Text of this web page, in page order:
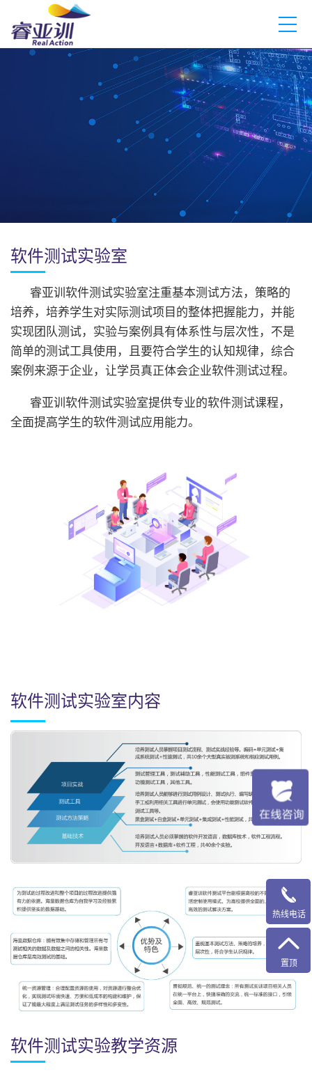
热线电话
置顶
软件测试实验室
睿亚训软件测试实验室注重基本测试方法，策略的
培养，培养学生对实际测试项目的整体把握能力，并能
实现团队测试，实验与案例具有体系性与层次性，不是
简单的测试工具使用，且要符合学生的认知规律，综合
案例来源于企业，让学员真正体会企业软件测试过程。
睿亚训软件测试实验室提供专业的软件测试课程，
全面提高学生的软件测试应用能力。
软件测试实验室内容
软件测试实验教学资源